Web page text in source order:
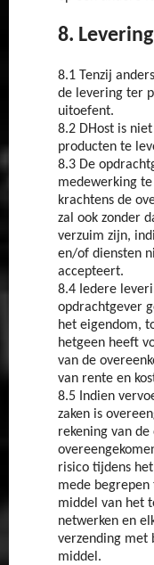
8. Levering
8.1 Tenzij
de levering ter
uitoefent.
8.2 DHost is
producten te
8.3 De
medewerking
krachtens de
zal ook zonder
verzuim zijn,
en/of diensten
accepteert.
8.4 Iedere
opdrachtgever
het eigendom,
hetgeen heeft
van de
van rente en
8.5 Indien
zaken is
rekening van
risico tijdens
mede
middel van het
netwerken en
verzending met
middel.